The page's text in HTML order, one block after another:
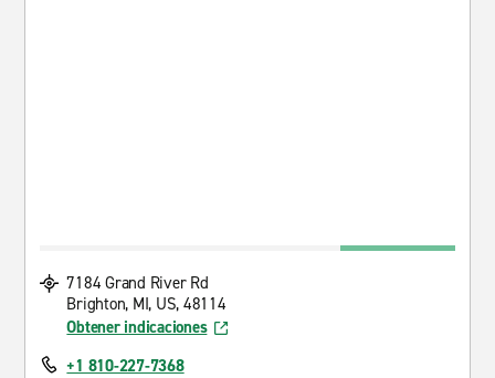
7184 Grand River Rd
Brighton, MI, US, 48114
Obtener indicaciones
+1 810-227-7368